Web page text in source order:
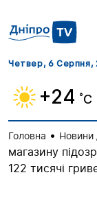
Четвер, 6 Серпня,
+24 ˚C
Головна • Новини
магазину
122 тисячі